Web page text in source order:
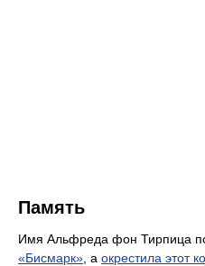
Память
Имя Альфреда фон Тирпица
«Бисмарк» , а окрестила этот